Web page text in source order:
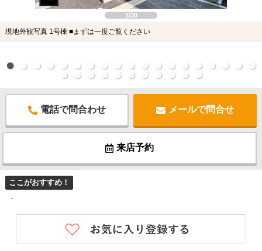
1/30
現地外観写真 1号棟 ■まずは一度ご覧ください
電話で問合わせ メールで問合せ
来店予約
ここがおすすめ！
-